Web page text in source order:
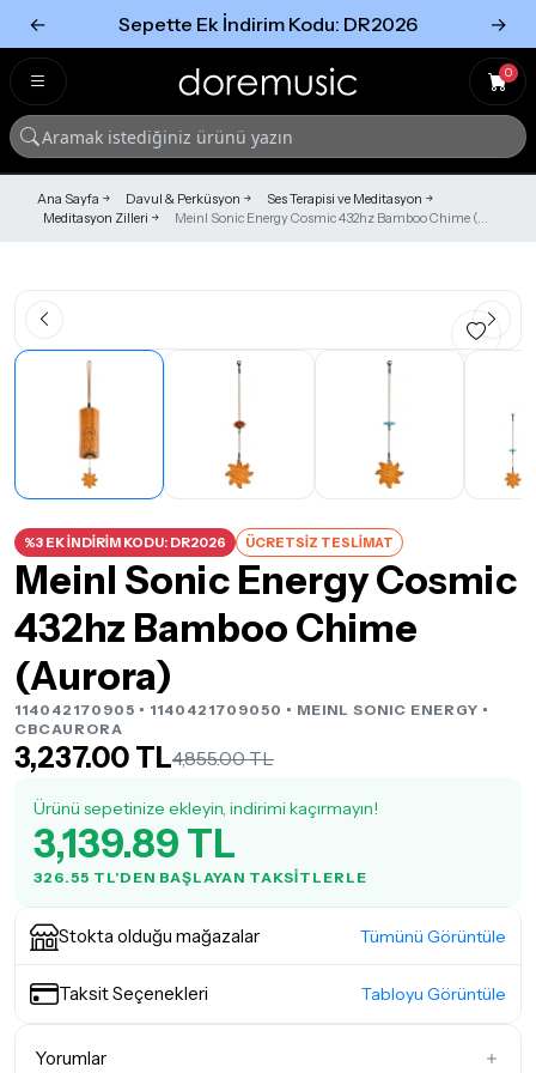
← Sepette Ek İndirim Kodu: DR2026 →
0
Ana Sayfa Davul & Perküsyon
Ses Terapisi ve Meditasyon
Meditasyon Zilleri
Meinl Sonic Energy Cosmic 432hz Bamboo Chime (...
%3 EK İNDİRİM KODU: DR2026 ÜCRETSİZ TESLİMAT
Meinl Sonic Energy Cosmic
432hz Bamboo Chime
(Aurora)
114042170905 • 1140421709050 • MEINL SONIC ENERGY •
CBCAURORA
3,237.00 TL4,855.00 TL
Ürünü sepetinize ekleyin, indirimi kaçırmayın!
3,139.89 TL
326.55 TL'DEN BAŞLAYAN TAKSITLERLE
Stokta olduğu mağazalar Tümünü Görüntüle
Taksit Seçenekleri Tabloyu Görüntüle
Yorumlar
Tümünü Gör
Tümünü gör